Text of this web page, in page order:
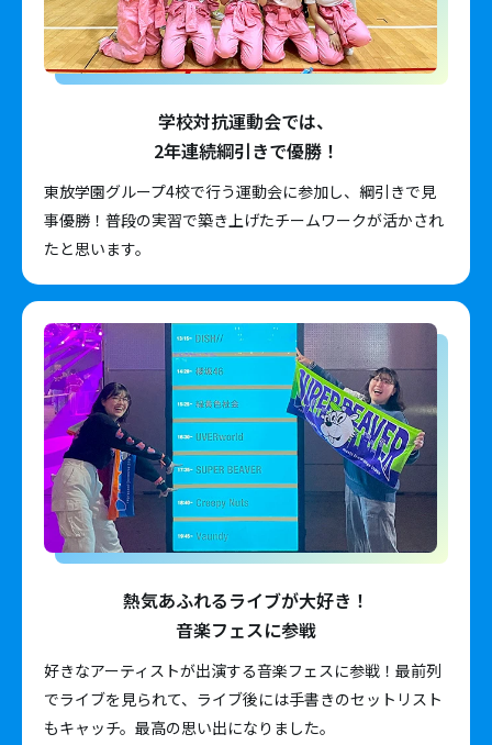
学校対抗運動会では、
2年連続綱引きで優勝！
東放学園グループ4校で行う運動会に参加し、綱引きで見
事優勝！普段の実習で築き上げたチームワークが活かされ
たと思います。
熱気あふれるライブが大好き！
音楽フェスに参戦
好きなアーティストが出演する音楽フェスに参戦！最前列
でライブを見られて、ライブ後には手書きのセットリスト
もキャッチ。最高の思い出になりました。